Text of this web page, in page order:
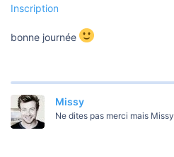
o
Inscription
bonne journée
Missy
Ne dites pas merci mais Missy